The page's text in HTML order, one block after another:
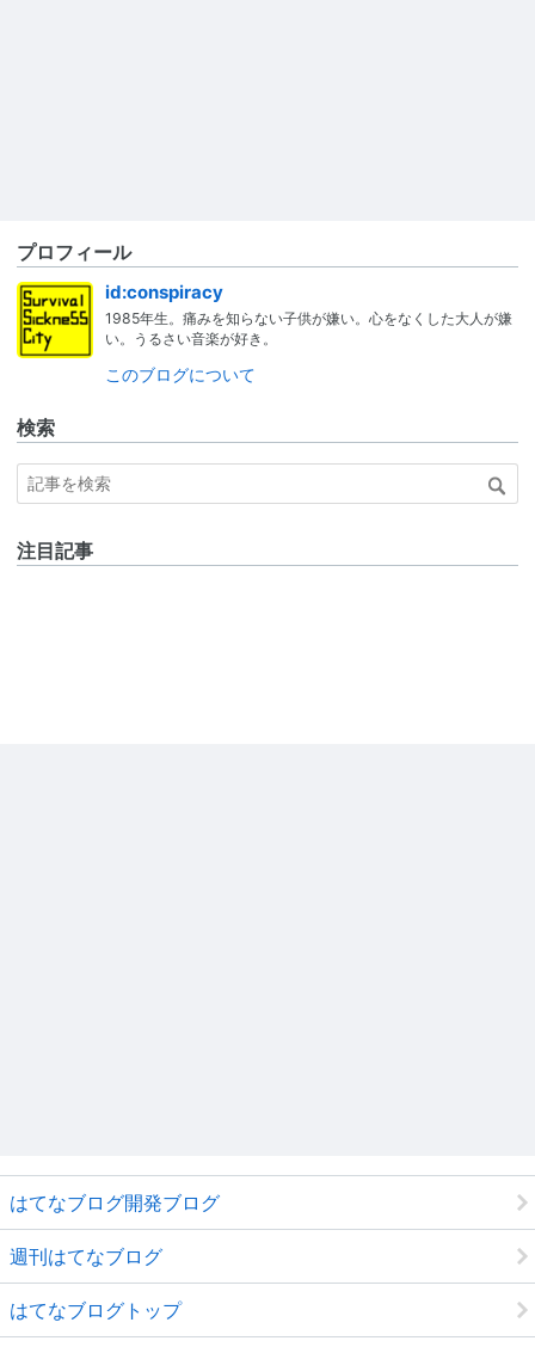
プロフィール
id:conspiracy
1985年生。痛みを知らない子供が嫌い。心をなくした大人が嫌
い。うるさい音楽が好き。
このブログについて
検索
注目記事
はてなブログ開発ブログ
週刊はてなブログ
はてなブログトップ